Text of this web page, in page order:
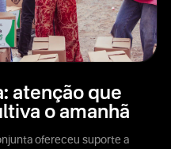
atenção que
o amanhã
ofereceu suporte a